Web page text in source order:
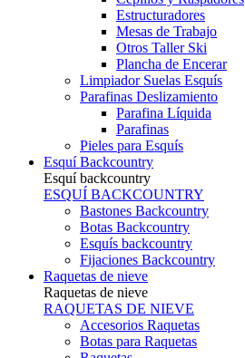
Estructuradores
Mesas de Trabajo
Otros Taller Ski
Plancha de Encerar
Limpiador Suelas Esquís
Parafinas Deslizamiento
Parafina Líquida
Parafinas
Pieles para Esquís
Esquí Backcountry
Esquí backcountry
ESQUÍ BACKCOUNTRY
Bastones Backcountry
Botas Backcountry
Esquís backcountry
Fijaciones Backcountry
Raquetas de nieve
Raquetas de nieve
RAQUETAS DE NIEVE
Accesorios Raquetas
Botas para Raquetas